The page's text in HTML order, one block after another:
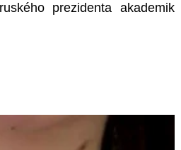
prezidenta akademik